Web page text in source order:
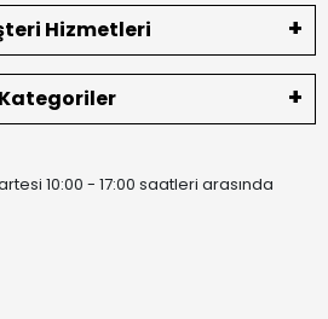
Hizmetleri
Kategoriler
10:00 - 17:00 saatleri arasında